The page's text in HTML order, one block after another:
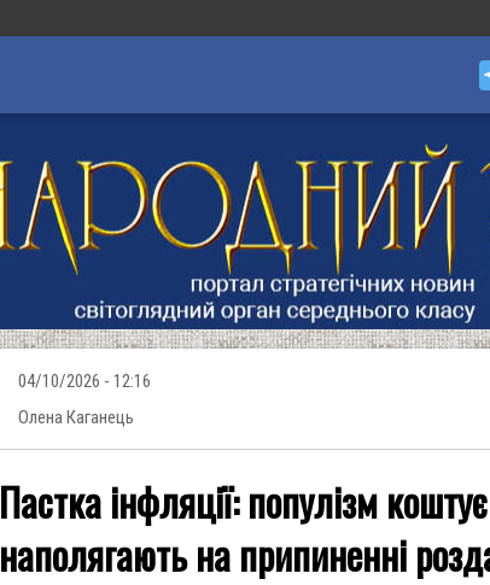
04/10/2026 - 12:16
Олена Каганець
Пастка інфляції: популізм
наполягають на припиненні